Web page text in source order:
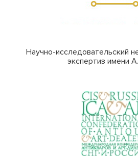
Научно-исследовательский
экспертиз имени